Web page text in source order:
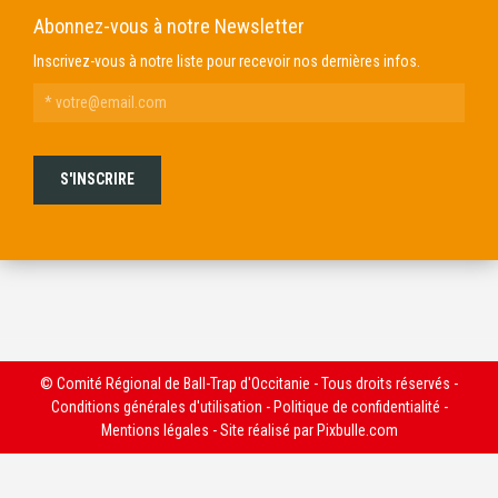
Abonnez-vous à notre Newsletter
Inscrivez-vous à notre liste pour recevoir nos dernières infos.
© Comité Régional de Ball-Trap d'Occitanie - Tous droits réservés -
Conditions générales d'utilisation - Politique de confidentialité -
Mentions légales - Site réalisé par Pixbulle.com